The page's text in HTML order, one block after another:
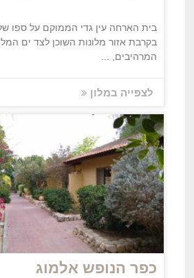
בית הארחה עין גדי הממוקם על ספו
בקרבת אזור מלונות השוכן לצד ים
המרהיבים, ...
לצפייה במלון
כפר הנופש אלמוג